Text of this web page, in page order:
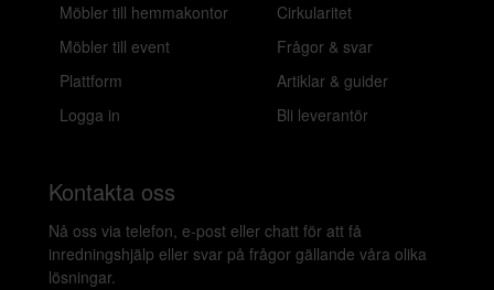
Möbler till hemmakontor
Möbler till event
Plattform
Logga in
Cirkularitet
Frågor & svar
Artiklar & guider
Bli leverantör
Kontakta oss
Nå oss via telefon, e-post eller chatt för att få
inredningshjälp eller svar på frågor gällande våra olika
lösningar.